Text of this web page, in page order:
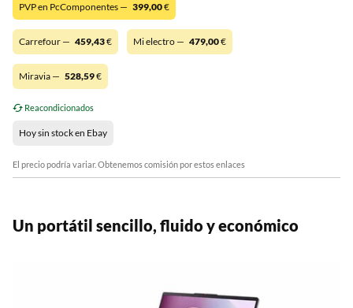
PVP en PcComponentes — 399,00€
Carrefour — 459,43€ Mi electro — 479,00€
Miravia — 528,59€
Reacondicionados
Hoy sin stock en Ebay
El precio podría variar. Obtenemos comisión por estos enlaces
Un portátil sencillo, fluido y económico